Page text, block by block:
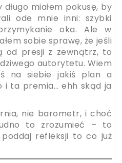
miałem pokusę, by
ode mnie inni: szybki
oka. Ale w
sobie sprawę, że jeśli
od presji z zewnątrz, to
autorytetu. Wiem
na siebie jakiś plan a
i ta premia… ehh skąd ja
nie barometr, i choć
to zrozumieć – to
refleksji to co już